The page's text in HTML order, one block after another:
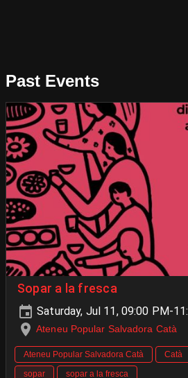
Past Events
Sopar a la fresca
Saturday, Jul 11, 09:00 PM-
Ateneu Popular Salvadora Catà
Ateneu Popular Salvadora Catà Catà
sopar
sopar a la fresca